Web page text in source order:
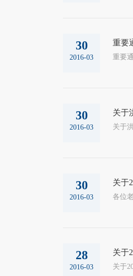
30
2016-03
重要
重要
30
2016-03
关于
关于
30
2016-03
关于
各位
28
2016-03
关于
关于